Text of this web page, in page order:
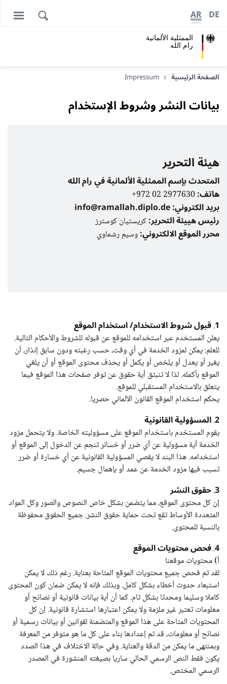
الممثلية الألمانية
رام الله
DE
AR
الصفحة الرئيسية Impressum
بيانات النشر وشروط الإستخدام
هيئة التحرير
المتحدث بإسم الممثلية الألمانية في رام الله
هاتف:
بريد الكتروني:info@ramallah.diplo.de
رئيس هييئة التحرير:كريستيان كوسترز
محرر الموقع الالكتروني:وسيم رشماوي
1
.قبول شروط الاستخدام/ استخدام الموقع
يعلن المستخدم عبر استخدامه للموقع عن قبوله للشروط والأحكام التالية.
للعلم: يمكن لمزود الخدمة في أي وقت، حسب رغبته ودون سابق إنذار، أن
يغير أو يعدل أو يلخص أو يكمل أو يحذف محتوى الموقع أو أن يلغي
الموقع بأكمله. لذا لا تنبثق أية حقوق عن توفر صفحات هذا الموقع فيما
يتعلق بالاستخدام المستقبلي للموقع.
يحكم استخدام الموقع القانون الألماني حصريا.
2
.المسؤولية القانونية
يقوم المستخدم باستخدام الموقع على مسؤوليته الخاصة. ولا يتحمل مزود
الخدمة أية مسؤولية عن أي ضرر أو خسائر تنجم عن الدخول إلى الموقع أو
استخدامه. هذا البند لا يقصي المسؤولية القانونية عن أي خسارة أو ضرر
تسبب فيها مزود الخدمة عن عمد أو بإهمال جسيم.
3
.حقوق النشر
إن كل محتوى الموقع، مما يتضمن بشكل خاص النصوص والصور وكل المواد
المتعددة الأوساط تقع تحت حماية حقوق النشر. جميع الحقوق محفوظة
بالنسبة للمحتوى.
4
.فحص محتويات الموقع
أ) محتويات موقعنا
لقد تم فحص جميع محتويات الموقع المتاحة بعناية. رغم ذلك لا يمكن
استبعاد حدوث أخطاء بشكل كامل. وبذلك فإنه لا يمكن ضمان كون المحتوى
كاملا وسليما ومحدثا بشكل تام. كما أن أية بيانات قانونية أو نصائح أو
معلومات تعتبر غير ملزمة ولا يمكن اعتبارها استشارة قانونية. إن كل
المحتويات المتاحة على هذا الموقع والمتضمنة لقوانين أو بيانات رسمية أو
نصائح أو معلومات، قد تم إعدادها بناء على كل ما هو متوفر من المعرفة
وبمنتهى ما يمكن من الدقة والعناية. وفي حالة الاختلاف في هذا الصدد
يكون فقط النص الرسمي الحالي ساريا بصيغته المنشورة في المصدر
الرسمي المختص.